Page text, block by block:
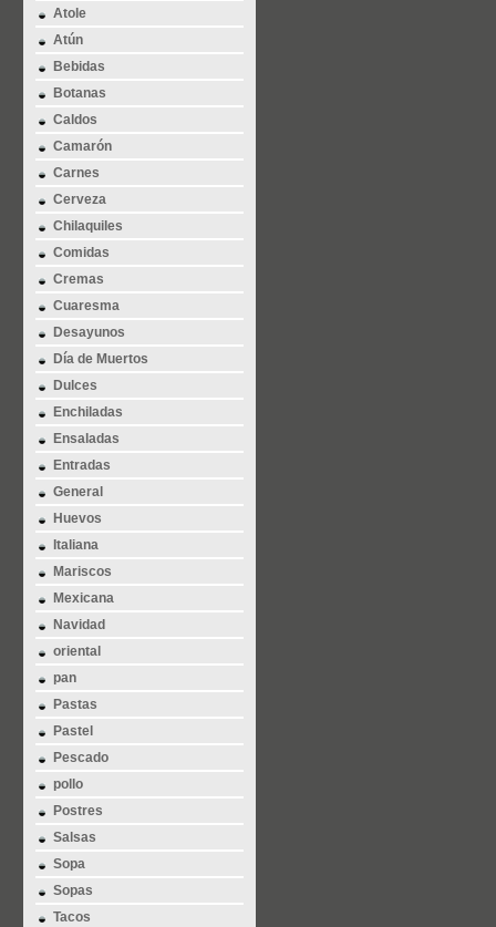
Atole
Atún
Bebidas
Botanas
Caldos
Camarón
Carnes
Cerveza
Chilaquiles
Comidas
Cremas
Cuaresma
Desayunos
Día de Muertos
Dulces
Enchiladas
Ensaladas
Entradas
General
Huevos
Italiana
Mariscos
Mexicana
Navidad
oriental
pan
Pastas
Pastel
Pescado
pollo
Postres
Salsas
Sopa
Sopas
Tacos